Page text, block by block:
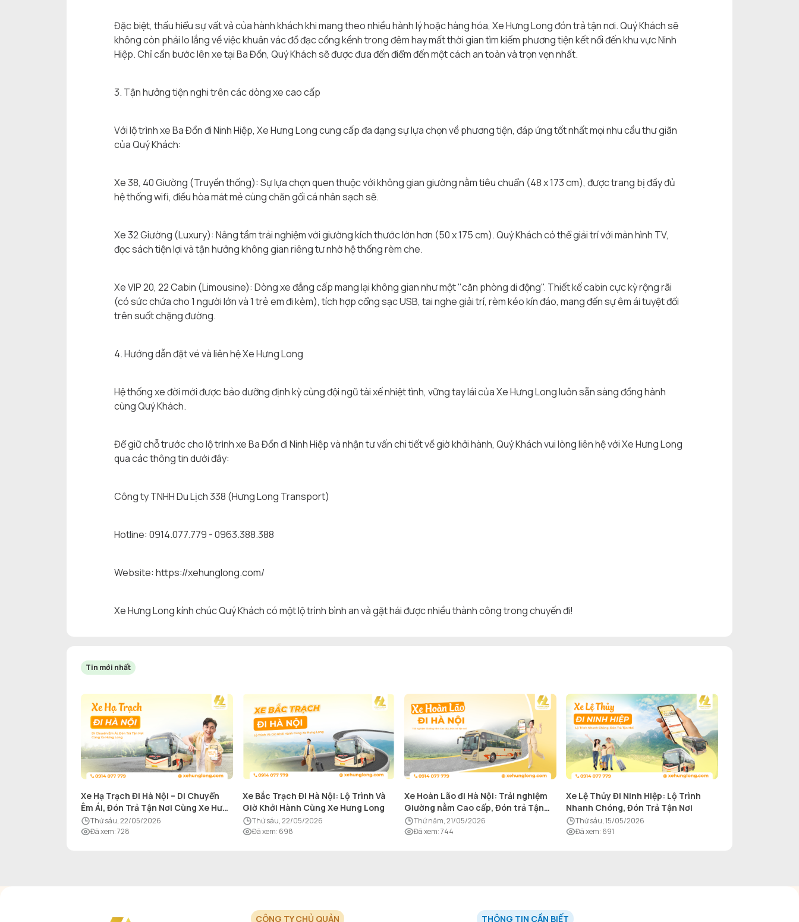
Đặc biệt, thấu hiểu sự vất vả của hành khách khi mang theo nhiều hành lý hoặc hàng hóa, Xe Hưng Long đón trả tận nơi. Quý Khách sẽ
không còn phải lo lắng về việc khuân vác đồ đạc cồng kềnh trong đêm hay mất thời gian tìm kiếm phương tiện kết nối đến khu vực Ninh
Hiệp. Chỉ cần bước lên xe tại Ba Đồn, Quý Khách sẽ được đưa đến điểm đến một cách an toàn và trọn vẹn nhất.
3. Tận hưởng tiện nghi trên các dòng xe cao cấp
Với lộ trình xe Ba Đồn đi Ninh Hiệp, Xe Hưng Long cung cấp đa dạng sự lựa chọn về phương tiện, đáp ứng tốt nhất mọi nhu cầu thư giãn
của Quý Khách:
Xe 38, 40 Giường (Truyền thống): Sự lựa chọn quen thuộc với không gian giường nằm tiêu chuẩn (48 x 173 cm), được trang bị đầy đủ
hệ thống wifi, điều hòa mát mẻ cùng chăn gối cá nhân sạch sẽ.
Xe 32 Giường (Luxury): Nâng tầm trải nghiệm với giường kích thước lớn hơn (50 x 175 cm). Quý Khách có thể giải trí với màn hình TV,
đọc sách tiện lợi và tận hưởng không gian riêng tư nhờ hệ thống rèm che.
Xe VIP 20, 22 Cabin (Limousine): Dòng xe đẳng cấp mang lại không gian như một "căn phòng di động". Thiết kế cabin cực kỳ rộng rãi
(có sức chứa cho 1 người lớn và 1 trẻ em đi kèm), tích hợp cổng sạc USB, tai nghe giải trí, rèm kéo kín đáo, mang đến sự êm ái tuyệt đối
trên suốt chặng đường.
4. Hướng dẫn đặt vé và liên hệ Xe Hưng Long
Hệ thống xe đời mới được bảo dưỡng định kỳ cùng đội ngũ tài xế nhiệt tình, vững tay lái của Xe Hưng Long luôn sẵn sàng đồng hành
cùng Quý Khách.
Để giữ chỗ trước cho lộ trình xe Ba Đồn đi Ninh Hiệp và nhận tư vấn chi tiết về giờ khởi hành, Quý Khách vui lòng liên hệ với Xe Hưng Long
qua các thông tin dưới đây:
Công ty TNHH Du Lịch 338 (Hưng Long Transport)
Hotline: 0914.077.779 - 0963.388.388
Website: https://xehunglong.com/
Xe Hưng Long kính chúc Quý Khách có một lộ trình bình an và gặt hái được nhiều thành công trong chuyến đi!
Tin mới nhất
Xe Hạ Trạch Đi Hà Nội – Di Chuyển
Êm Ái, Đón Trả Tận Nơi Cùng Xe Hưng
Longthứ sáu, 22/05/2026
Đã xem:728
Xe Bắc Trạch Đi Hà Nội: Lộ Trình Và
Giờ Khởi Hành Cùng Xe Hưng Long
thứ sáu, 22/05/2026
Đã xem: 698
Xe Hoàn Lão đi Hà Nội: Trải nghiệm
Giường nằm Cao cấp, Đón trả Tận
nơithứ năm, 21/05/2026
Đã xem:744
Xe Lệ Thủy Đi Ninh Hiệp: Lộ Trình
Nhanh Chóng, Đón Trả Tận Nơi
thứ sáu, 15/05/2026
Đã xem: 691
CÔNG TY CHỦ QUẢN THÔNG TIN CẦN BIẾT